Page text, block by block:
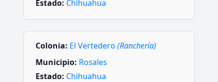
Estado: Chihuahua
Colonia: El Vertedero (Ranchería)
Municipio: Rosales
Estado: Chihuahua